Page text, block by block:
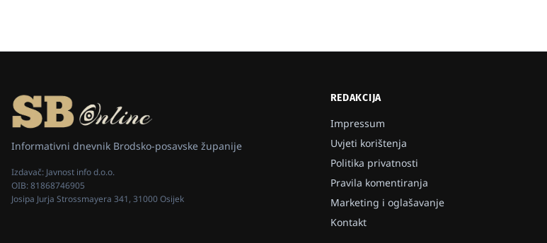
Informativni dnevnik Brodsko-posavske županije
Izdavač: Javnost info d.o.o.
OIB:81868746905
Josipa Jurja Strossmayera 341, 31000 Osijek
REDAKCIJA
Impressum
Uvjeti korištenja
Politika privatnosti
Pravila komentiranja
Marketing i oglašavanje
Kontakt